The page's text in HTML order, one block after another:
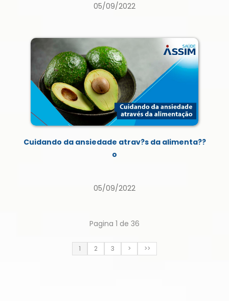
05/09/2022
Cuidando da ansiedade atrav?s da alimenta??
o
05/09/2022
Pagina 1 de 36
1 2 3 > >>